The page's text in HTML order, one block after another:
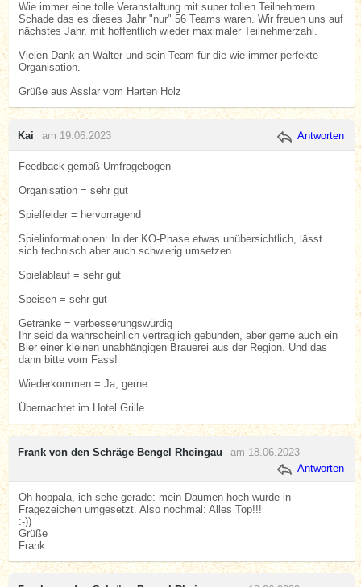
Wie immer eine tolle Veranstaltung mit super tollen Teilnehmern.
Schade das es dieses Jahr "nur" 56 Teams waren. Wir freuen uns auf
nächstes Jahr, mit hoffentlich wieder maximaler Teilnehmerzahl.
Vielen Dank an Walter und sein Team für die wie immer perfekte
Organisation.
Grüße aus Asslar vom Harten Holz
Kai am 19.06.2023 Antworten
Feedback gemäß Umfragebogen
Organisation = sehr gut
Spielfelder = hervorragend
Spielinformationen: In der KO-Phase etwas unübersichtlich, lässt
sich technisch aber auch schwierig umsetzen.
Spielablauf = sehr gut
Speisen = sehr gut
Getränke = verbesserungswürdig
Ihr seid da wahrscheinlich vertraglich gebunden, aber gerne auch ein
Bier einer kleinen unabhängigen Brauerei aus der Region. Und das
dann bitte vom Fass!
Wiederkommen = Ja, gerne
Übernachtet im Hotel Grille
Frank von den Schräge Bengel Rheingau
am 18.06.2023
Antworten
Oh hoppala, ich sehe gerade: mein Daumen hoch wurde in
Fragezeichen umgesetzt. Also nochmal: Alles Top!!!
:-))
Grüße
Frank